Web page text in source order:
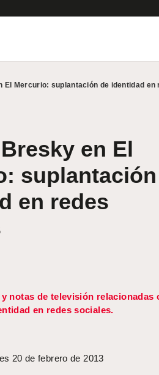
El Mercurio: suplantación de identidad en
en El
en redes
notas de televisión relacionadas
en redes sociales.
20 de febrero de 2013